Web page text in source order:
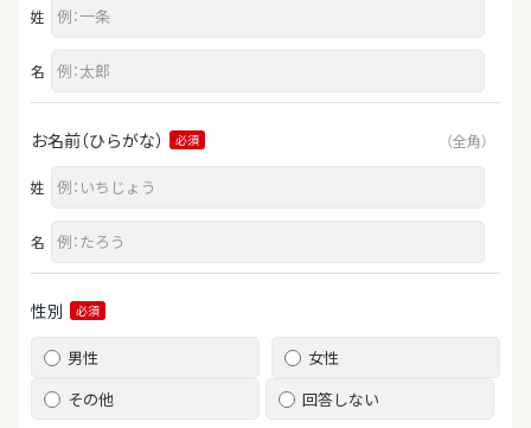
姓
名
お名前（ひらがな） 必須 （全角）
姓
名
性別 必須
男性
女性
その他
回答しない